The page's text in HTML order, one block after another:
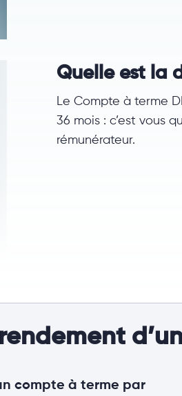
Quelle est la
Le Compte à terme
36 mois : c’est vous
rémunérateur.
compte à terme par